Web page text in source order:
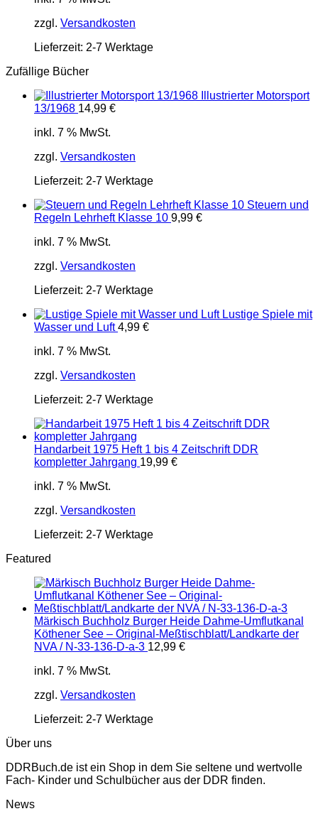
zzgl. Versandkosten
Lieferzeit: 2-7 Werktage
Zufällige Bücher
Illustrierter Motorsport
13/1968 14,99 €
inkl. 7 % MwSt.
zzgl. Versandkosten
Lieferzeit: 2-7 Werktage
Steuern und
Regeln Lehrheft Klasse 10 9,99 €
inkl. 7 % MwSt.
zzgl. Versandkosten
Lieferzeit: 2-7 Werktage
Lustige Spiele mit
Wasser und Luft 4,99 €
inkl. 7 % MwSt.
zzgl. Versandkosten
Lieferzeit: 2-7 Werktage
Handarbeit 1975 Heft 1 bis 4 Zeitschrift DDR
kompletter Jahrgang 19,99 €
inkl. 7 % MwSt.
zzgl. Versandkosten
Lieferzeit: 2-7 Werktage
Featured
Märkisch Buchholz Burger Heide Dahme-Umflutkanal
Köthener See – Original-Meßtischblatt/Landkarte der
NVA / N-33-136-D-a-3 12,99 €
inkl. 7 % MwSt.
zzgl. Versandkosten
Lieferzeit: 2-7 Werktage
Über uns
DDRBuch.de ist ein Shop in dem Sie seltene und wertvolle
Fach- Kinder und Schulbücher aus der DDR finden.
News